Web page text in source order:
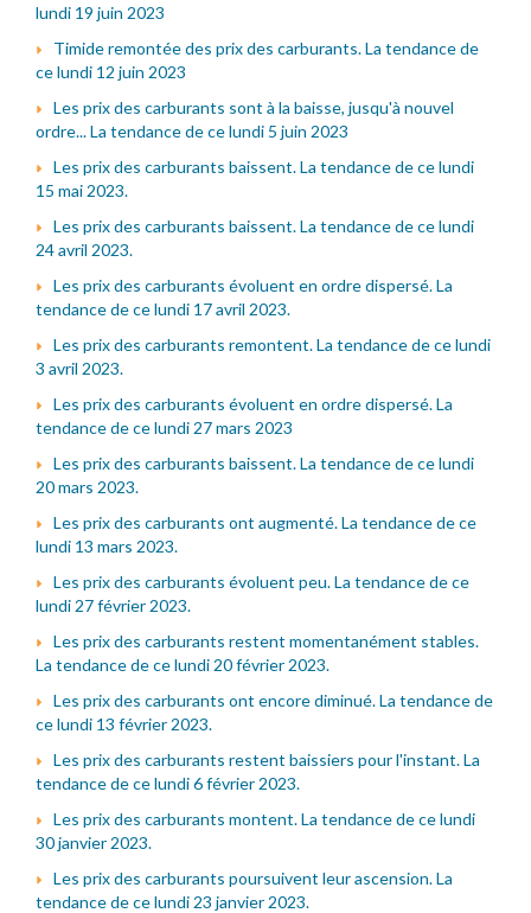
lundi 19 juin 2023
Timide remontée des prix des carburants. La tendance de
ce lundi 12 juin 2023
Les prix des carburants sont à la baisse, jusqu'à nouvel
ordre... La tendance de ce lundi 5 juin 2023
Les prix des carburants baissent. La tendance de ce lundi
15 mai 2023.
Les prix des carburants baissent. La tendance de ce lundi
24 avril 2023.
Les prix des carburants évoluent en ordre dispersé. La
tendance de ce lundi 17 avril 2023.
Les prix des carburants remontent. La tendance de ce lundi
3 avril 2023.
Les prix des carburants évoluent en ordre dispersé. La
tendance de ce lundi 27 mars 2023
Les prix des carburants baissent. La tendance de ce lundi
20 mars 2023.
Les prix des carburants ont augmenté. La tendance de ce
lundi 13 mars 2023.
Les prix des carburants évoluent peu. La tendance de ce
lundi 27 février 2023.
Les prix des carburants restent momentanément stables.
La tendance de ce lundi 20 février 2023.
Les prix des carburants ont encore diminué. La tendance de
ce lundi 13 février 2023.
Les prix des carburants restent baissiers pour l'instant. La
tendance de ce lundi 6 février 2023.
Les prix des carburants montent. La tendance de ce lundi
30 janvier 2023.
Les prix des carburants poursuivent leur ascension. La
tendance de ce lundi 23 janvier 2023.